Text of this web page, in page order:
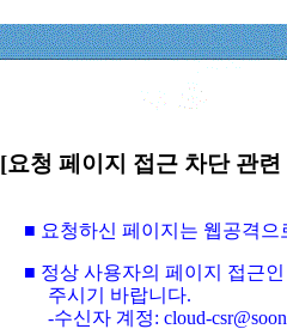
[요청 페이지 접근 차단 관
■ 요청하신 페이지는 웹공격
■ 정상 사용자의 페이지 접근
주시기 바랍니다.
-수신자 계정: cloud-